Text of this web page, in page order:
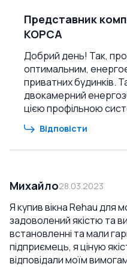
Представник
КОРСА
Добрий день! Так,
оптимальним,
приватних будинків.
двокамерний
цією профільною
Відповісти
Михайло28.03.2023
Я купив вікна Rehau для
задоволений якістю та
встановленні та мали
підприємець, я ціную
відповідали моїм